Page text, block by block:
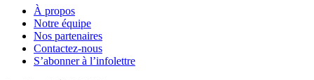
À propos
Notre équipe
Nos partenaires
Contactez-nous
S’abonner à l’infolettre